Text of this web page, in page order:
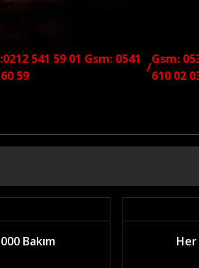
541 59 01 Gsm: 0541
59
/
Gsm:
610 02
Bakım Her